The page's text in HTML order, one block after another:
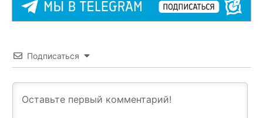
Подписаться